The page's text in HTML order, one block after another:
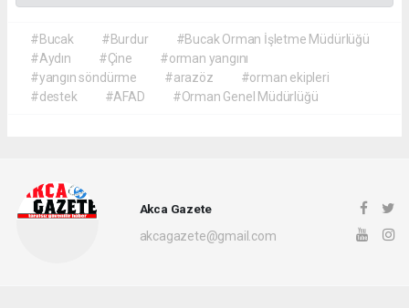
#Bucak #Burdur
#Bucak Orman İşletme Müdürlüğü
#Aydın
#Çine
#orman yangını
#yangın söndürme
#arazöz
#orman ekipleri
#destek
#AFAD #Orman Genel Müdürlüğü
Akca Gazete
akcagazete@gmail.com